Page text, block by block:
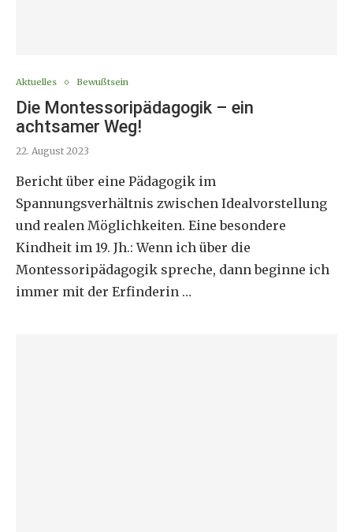
Aktuelles Bewußtsein
Die Montessoripädagogik – ein
achtsamer Weg!
22. August 2023
Bericht über eine Pädagogik im
Spannungsverhältnis zwischen Idealvorstellung
und realen Möglichkeiten. Eine besondere
Kindheit im 19. Jh.: Wenn ich über die
Montessoripädagogik spreche, dann beginne ich
immer mit der Erfinderin …